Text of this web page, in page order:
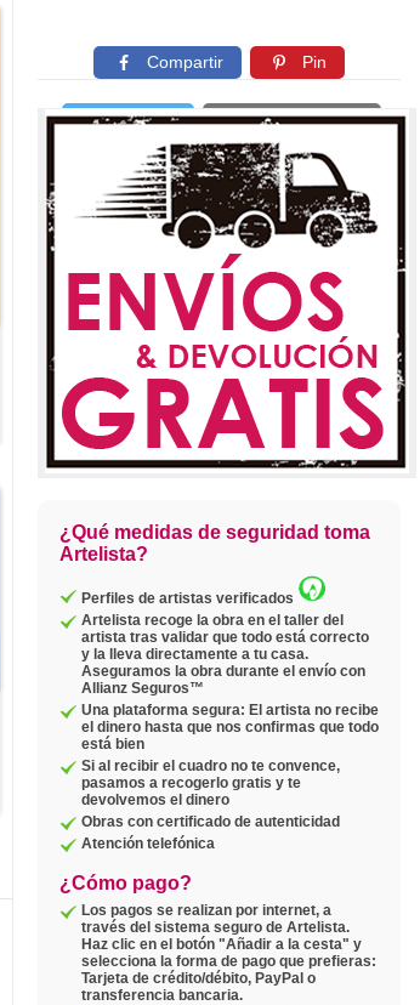
Compartir Pin
Twittear Copiar enlace
¿Qué medidas de seguridad toma
Artelista?
Perfiles de artistas verificados
Artelista recoge la obra en el taller del
artista tras validar que todo está correcto
y la lleva directamente a tu casa.
Aseguramos la obra durante el envío con
Allianz Seguros™
Una plataforma segura: El artista no recibe
el dinero hasta que nos confirmas que todo
está bien
Si al recibir el cuadro no te convence,
pasamos a recogerlo gratis y te
devolvemos el dinero
Obras con certificado de autenticidad
Atención telefónica
¿Cómo pago?
Los pagos se realizan por internet, a
través del sistema seguro de Artelista.
Haz clic en el botón "Añadir a la cesta" y
selecciona la forma de pago que prefieras:
Tarjeta de crédito/débito, PayPal o
transferencia bancaria.